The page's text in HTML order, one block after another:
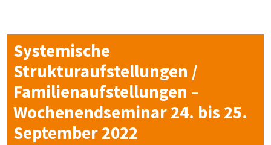
Systemische
Strukturaufstellungen /
Familienaufstellungen –
Wochenendseminar 24. bis 25.
September 2022